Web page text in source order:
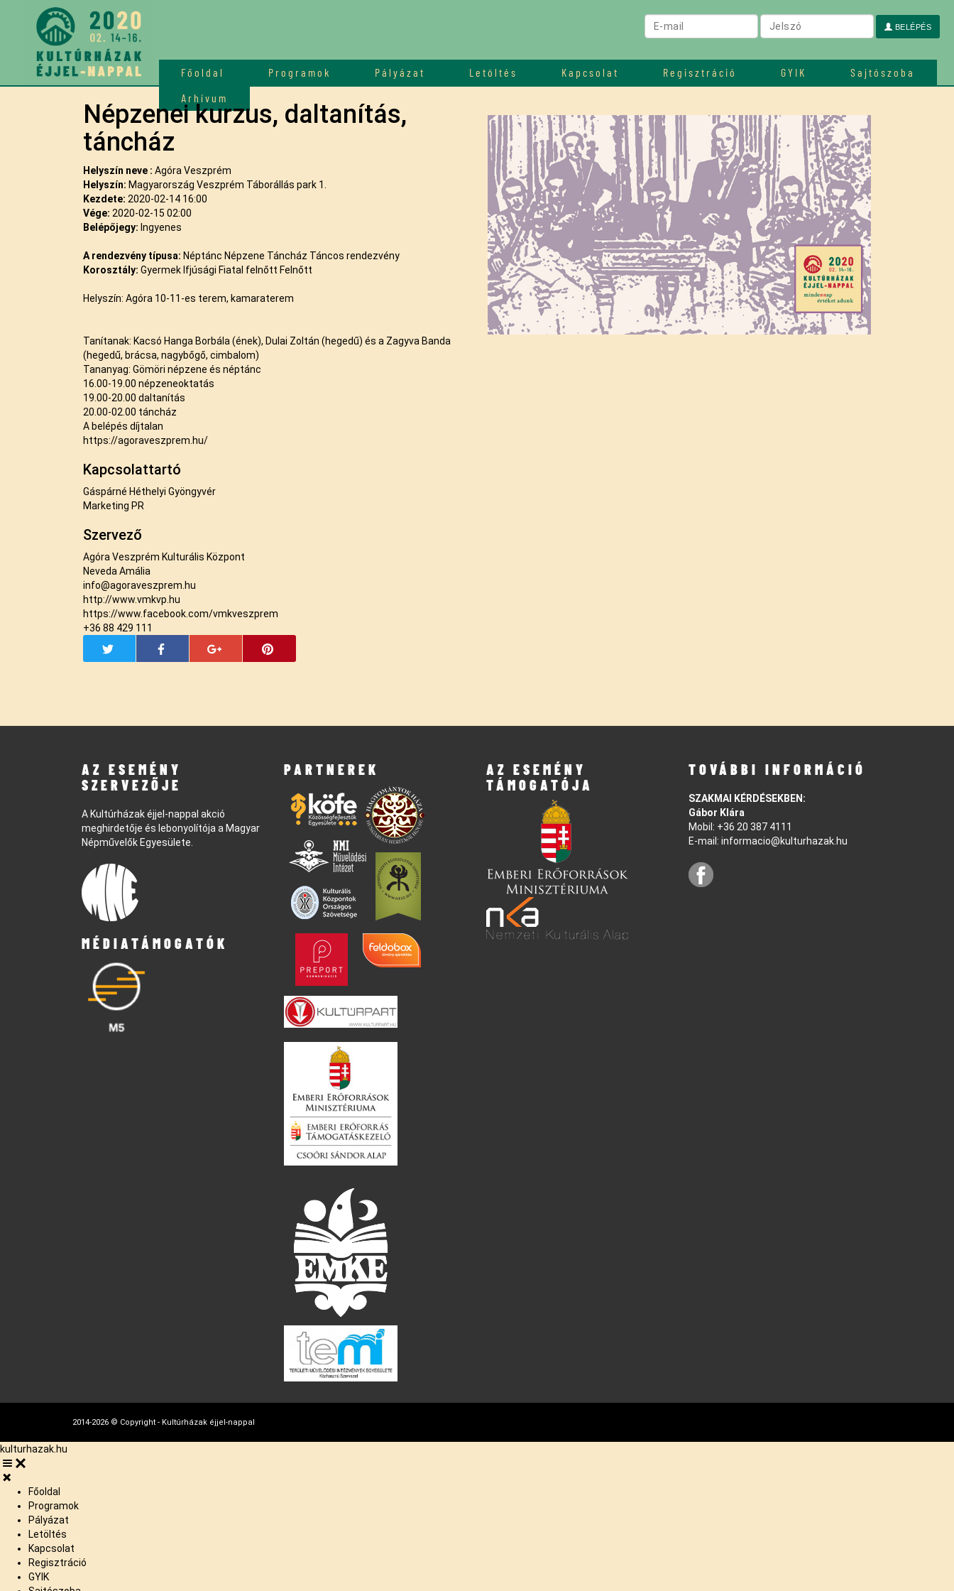
Főoldal Programok Pályázat Letöltés Kapcsolat Regisztráció GYIK
Sajtószoba
Arhívum
BELÉPÉS
Népzenei kurzus, daltanítás,
táncház
Helyszín neve : Agóra Veszprém
Helyszín: Magyarország Veszprém Táborállás park 1.
Kezdete: 2020-02-14 16:00
Vége: 2020-02-15 02:00
Belépőjegy: Ingyenes
A rendezvény típusa: Néptánc Népzene Táncház Táncos rendezvény
Korosztály: Gyermek Ifjúsági Fiatal felnőtt Felnőtt
Helyszín: Agóra 10-11-es terem, kamaraterem
Tanítanak: Kacsó Hanga Borbála (ének), Dulai Zoltán (hegedű) és a Zagyva Banda
(hegedű, brácsa, nagybőgő, cimbalom)
Tananyag: Gömöri népzene és néptánc
16.00-19.00 népzeneoktatás
19.00-20.00 daltanítás
20.00-02.00 táncház
A belépés díjtalan
https://agoraveszprem.hu/
Kapcsolattartó
Gáspárné Héthelyi Gyöngyvér
Marketing PR
Szervező
Agóra Veszprém Kulturális Központ
Neveda Amália
info@agoraveszprem.hu
http://www.vmkvp.hu
https://www.facebook.com/vmkveszprem
+36 88 429 111
AZ ESEMÉNY
SZERVEZŐJE
A Kultúrházak éjjel-nappal akció
meghirdetője és lebonyolítója a Magyar
Népművelők Egyesülete.
MÉDIATÁMOGATÓK
PARTNEREK
AZ ESEMÉNY
TÁMOGATÓJA
TOVÁBBI INFORMÁCIÓ
SZAKMAI KÉRDÉSEKBEN:
Gábor Klára
Mobil: +36 20 387 4111
E-mail: informacio@kulturhazak.hu
2014-2026 © Copyright - Kultúrházak éjjel-nappal
kulturhazak.hu
Főoldal
Programok
Pályázat
Letöltés
Kapcsolat
Regisztráció
GYIK